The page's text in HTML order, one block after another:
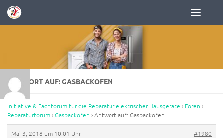
Zum Inhalt springen
ANTWORT AUF: GASBACKOFEN
Initiative & Fachforum für die Reparatur elektrischer Hausgeräte › Foren ›
Reparaturforum›Gasbackofen ›Antwort auf: Gasbackofen
Mai 3, 2018 um 10:01 Uhr
#1980